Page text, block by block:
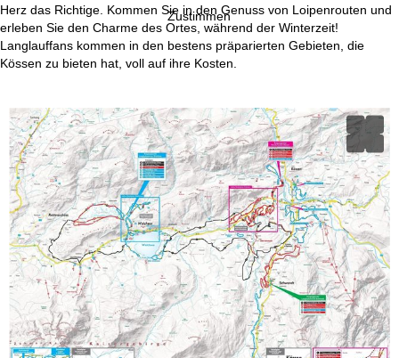
Zustimmen
e
i
e
Herz das Richtige. Kommen Sie in den Genuss von Loipenrouten und
erleben Sie den Charme des Ortes, während der Winterzeit!
Langlauffans kommen in den bestens präparierten Gebieten, die
Kössen zu bieten hat, voll auf ihre Kosten.